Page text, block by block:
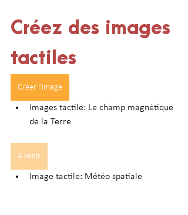
Créez des images
tactiles
Créer l'image
Images tactile: Le champ magnétique
de la Terre
A venir
Image tactile: Météo spatiale